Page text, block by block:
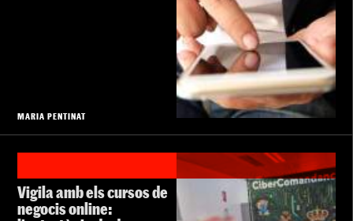
MARIA PENTINAT
Vigila amb els cursos de
negocis online: